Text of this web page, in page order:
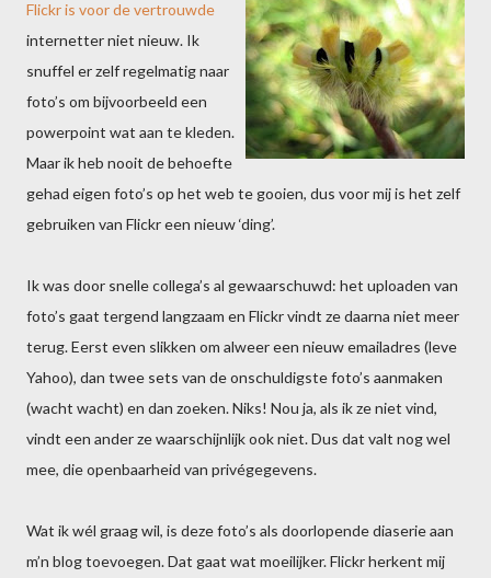
Flickris voor de vertrouwde
internetter niet nieuw. Ik
snuffel er zelf regelmatig naar
foto’s om bijvoorbeeld een
powerpoint wat aan te kleden.
Maar ik heb nooit de behoefte
gehad eigen foto’s op het web te gooien, dus voor mij is het zelf
gebruiken van Flickr een nieuw ‘ding’.
Ik was door snelle collega’s al gewaarschuwd: het uploaden van
foto’s gaat tergend langzaam en Flickr vindt ze daarna niet meer
terug. Eerst even slikken om alweer een nieuw emailadres (leve
Yahoo), dan twee sets van de onschuldigste foto’s aanmaken
(wacht wacht) en dan zoeken. Niks! Nou ja, als ik ze niet vind,
vindt een ander ze waarschijnlijk ook niet. Dus dat valt nog wel
mee, die openbaarheid van privégegevens.
Wat ik wél graag wil, is deze foto’s als doorlopende diaserie aan
m’n blog toevoegen. Dat gaat wat moeilijker. Flickr herkent mij